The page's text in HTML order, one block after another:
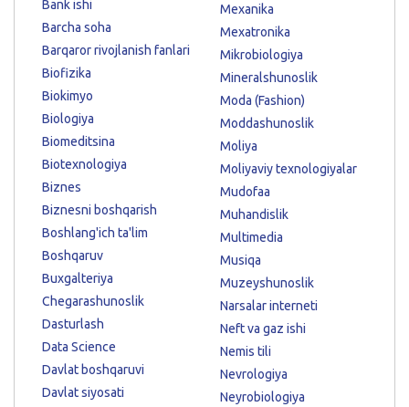
Bank ishi
Barcha soha
Barqaror rivojlanish fanlari
Biofizika
Biokimyo
Biologiya
Biomeditsina
Biotexnologiya
Biznes
Biznesni boshqarish
Boshlang'ich ta'lim
Boshqaruv
Buxgalteriya
Chegarashunoslik
Dasturlash
Data Science
Davlat boshqaruvi
Davlat siyosati
Mexanika
Mexatronika
Mikrobiologiya
Mineralshunoslik
Moda (Fashion)
Moddashunoslik
Moliya
Moliyaviy texnologiyalar
Mudofaa
Muhandislik
Multimedia
Musiqa
Muzeyshunoslik
Narsalar interneti
Neft va gaz ishi
Nemis tili
Nevrologiya
Neyrobiologiya